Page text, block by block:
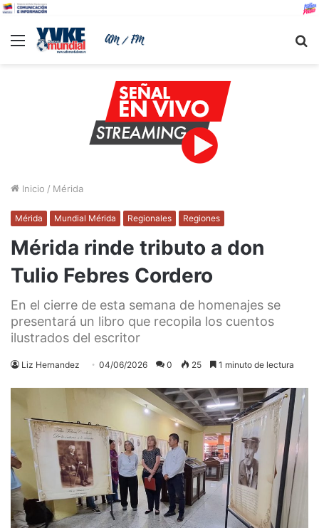
Menu
Inicio / Mérida
Mérida Mundial Mérida Regionales Regiones
Mérida rinde tributo a don
Tulio Febres Cordero
En el cierre de esta semana de homenajes se
presentará un libro que recopila los cuentos
ilustrados del escritor
Liz Hernandez 04/06/2026 0 25 1 minuto de lectura